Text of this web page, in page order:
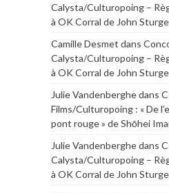
Calysta/Culturopoing –
à OK Corral de John
Camille Desmet dans
Calysta/Culturopoing –
à OK Corral de John
Julie Vandenberghedans
Films/Culturopoing : « De
pont rouge » de Shōhei
Julie Vandenberghedans
Calysta/Culturopoing –
à OK Corral de John